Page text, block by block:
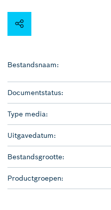
Bestandsnaam:
Documentstatus:
Type media:
Uitgavedatum:
Bestandsgrootte:
Productgroepen: